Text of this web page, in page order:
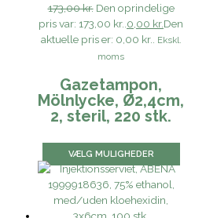
173,00 kr. Den oprindelige
pris var: 173,00 kr.. 0,00 kr.Den
aktuelle pris er: 0,00 kr..
Ekskl.
moms
Gazetampon,
Mölnlycke, Ø2,4cm,
2, steril, 220 stk.
VÆLG MULIGHEDER